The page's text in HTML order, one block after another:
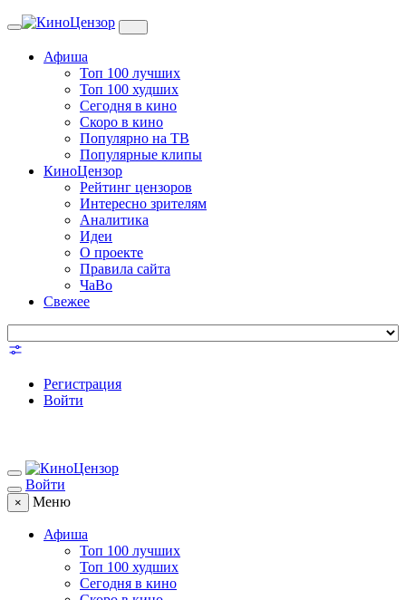
Toggle
Афиша
Топ 100 лучших
Топ 100 худших
Сегодня в кино
Скоро в кино
Популярно на ТВ
Популярные клипы
КиноЦензор
Рейтинг цензоров
Интересно зрителям
Аналитика
Идеи
О проекте
Правила сайта
ЧаВо
Свежее
Регистрация
Войти
Войти
× Меню
Афиша
Топ 100 лучших
Топ 100 худших
Сегодня в кино